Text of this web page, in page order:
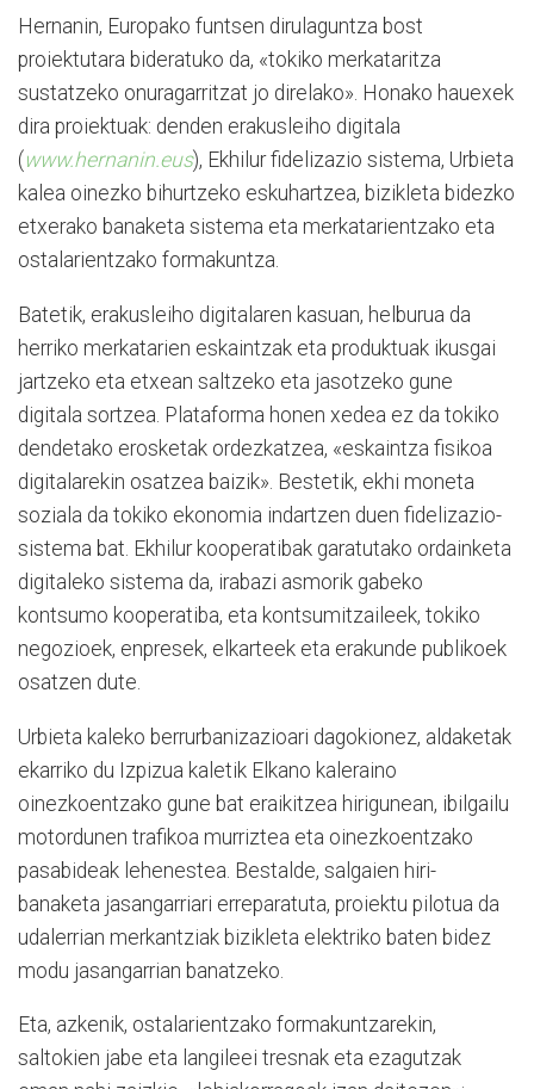
Hernanin, Europako funtsen dirulaguntza bost
proiektutara bideratuko da, «tokiko merkataritza
sustatzeko onuragarritzat jo direlako». Honako hauexek
dira proiektuak: denden erakusleiho digitala
( www.hernanin.eus), Ekhilur fidelizazio sistema, Urbieta
kalea oinezko bihurtzeko eskuhartzea, bizikleta bidezko
etxerako banaketa sistema eta merkatarientzako eta
ostalarientzako formakuntza.
Batetik, erakusleiho digitalaren kasuan, helburua da
herriko merkatarien eskaintzak eta produktuak ikusgai
jartzeko eta etxean saltzeko eta jasotzeko gune
digitala sortzea. Plataforma honen xedea ez da tokiko
dendetako erosketak ordezkatzea, «eskaintza fisikoa
digitalarekin osatzea baizik». Bestetik, ekhi moneta
soziala da tokiko ekonomia indartzen duen fidelizazio-
sistema bat. Ekhilur kooperatibak garatutako ordainketa
digitaleko sistema da, irabazi asmorik gabeko
kontsumo kooperatiba, eta kontsumitzaileek, tokiko
negozioek, enpresek, elkarteek eta erakunde publikoek
osatzen dute.
Urbieta kaleko berrurbanizazioari dagokionez, aldaketak
ekarriko du Izpizua kaletik Elkano kaleraino
oinezkoentzako gune bat eraikitzea hirigunean, ibilgailu
motordunen trafikoa murriztea eta oinezkoentzako
pasabideak lehenestea. Bestalde, salgaien hiri-
banaketa jasangarriari erreparatuta, proiektu pilotua da
udalerrian merkantziak bizikleta elektriko baten bidez
modu jasangarrian banatzeko.
Eta, azkenik, ostalarientzako formakuntzarekin,
saltokien jabe eta langileei tresnak eta ezagutzak